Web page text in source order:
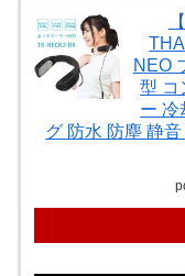
NEO
型 コ
ー 冷
グ 防水 防塵 静